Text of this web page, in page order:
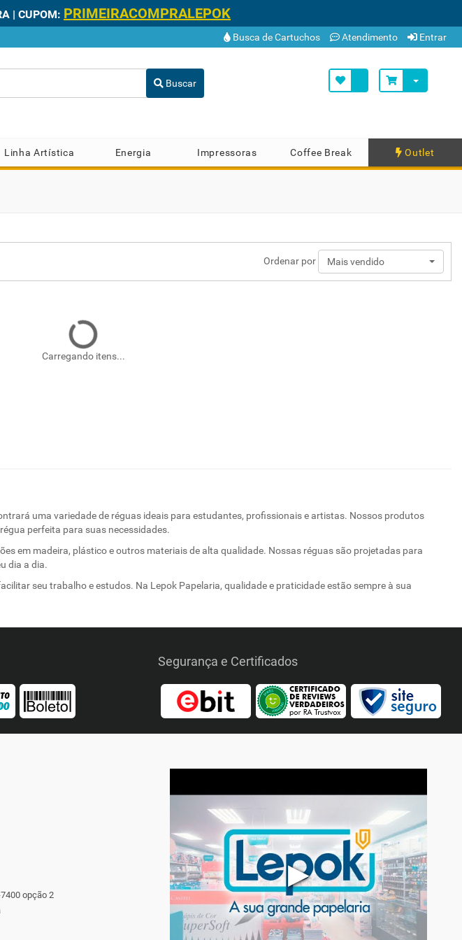
| CUPOM: PRIMEIRACOMPRALEPOK
Busca de Cartuchos Atendimento Entrar
Buscar
Linha Artística Energia Impressoras Coffee Break Outlet
Ordenar por Mais vendido
Carregando itens...
uma variedade de réguas ideais para estudantes, profissionais e artistas. Nossos produtos
perfeita para suas necessidades.
em madeira, plástico e outros materiais de alta qualidade. Nossas réguas são projetadas para
dia a dia.
seu trabalho e estudos. Na Lepok Papelaria, qualidade e praticidade estão sempre à sua
Segurança e Certificados
opção 2
▶